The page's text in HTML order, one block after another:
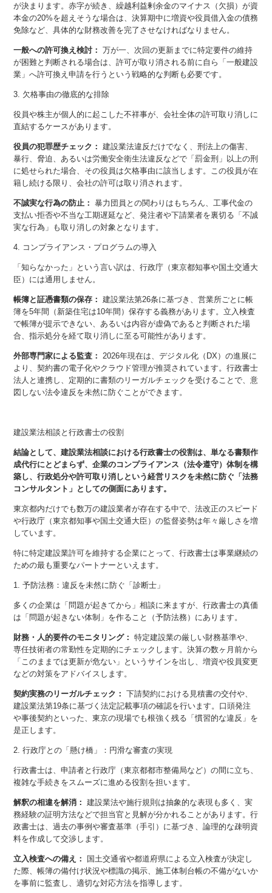
が決まります。赤字が続き、繰越利益剰余金のマイナス（欠損）が資
本金の20%を超えそうな場合は、決算期中に増資や役員借入金の債務
免除など、具体的な財務改善を完了させなければなりません。
一般への許可換え検討： 万が一、次回の更新までに特定要件の維持
が困難と判断される場合は、許可が取り消される前に自ら「一般建設
業」へ許可換え申請を行うという戦略的な判断も必要です。
3. 欠格事由の徹底的な排除
役員や株主が個人的に起こした不祥事が、会社全体の許可取り消しに
直結するケースがあります。
役員の犯罪歴チェック： 建設業法違反だけでなく、刑法上の傷害、
暴行、脅迫、あるいは労働安全衛生法違反などで「罰金刑」以上の刑
に処せられた場合、その役員は欠格事由に該当します。この役員が在
籍し続ける限り、会社の許可は取り消されます。
不誠実な行為の防止： 暴力団員との関わりはもちろん、工事代金の
支払い拒否や不当な工期遅延など、発注者や下請業者を裏切る「不誠
実な行為」も取り消しの対象となります。
4. コンプライアンス・プログラムの導入
「知らなかった」という言い訳は、行政庁（東京都知事や国土交通大
臣）には通用しません。
帳簿と証憑書類の保存： 建設業法第26条に基づき、営業所ごとに帳
簿を5年間（新築住宅は10年間）保存する義務があります。立入検査
で帳簿が提示できない、あるいは内容が虚偽であると判断された場
合、指示処分を経て取り消しに至る可能性があります。
外部専門家による監査：
2026年現在は、デジタル化（DX）の進展に
より、契約書の電子化やクラウド管理が推奨されています。行政書士
法人と連携し、定期的に書類のリーガルチェックを受けることで、意
図しない法令違反を未然に防ぐことができます。
建設業法相談と行政書士の役割
結論として、建設業法相談における行政書士の役割は、単なる書類作
成代行にとどまらず、企業のコンプライアンス（法令遵守）体制を構
築し、行政処分や許可取り消しという経営リスクを未然に防ぐ「法務
コンサルタント」としての側面にあります。
東京都内だけでも数万の建設業者が存在する中で、法改正のスピード
や行政庁（東京都知事や国土交通大臣）の監督姿勢は年々厳しさを増
しています。
特に特定建設業許可を維持する企業にとって、行政書士は事業継続の
ための最も重要なパートナーといえます。
1. 予防法務：違反を未然に防ぐ「診断士」
多くの企業は「問題が起きてから」相談に来ますが、行政書士の真価
は「問題が起きない体制」を作ること（予防法務）にあります。
財務・人的要件のモニタリング： 特定建設業の厳しい財務基準や、
専任技術者の常勤性を定期的にチェックします。決算の数ヶ月前から
「このままでは更新が危ない」というサインを出し、増資や役員変更
などの対策をアドバイスします。
契約実務のリーガルチェック： 下請契約における見積書の交付や、
建設業法第19条に基づく法定記載事項の確認を行います。口頭発注
や事後契約といった、東京の現場でも根強く残る「慣習的な違反」を
是正します。
2. 行政庁との「懸け橋」：円滑な審査の実現
行政書士は、申請者と行政庁（東京都都市整備局など）の間に立ち、
複雑な手続きをスムーズに進める役割を担います。
解釈の相違を解消： 建設業法や施行規則は抽象的な表現も多く、実
務経験の証明方法などで担当官と見解が分かれることがあります。行
政書士は、過去の事例や審査基準（手引）に基づき、論理的な疎明資
料を作成して交渉します。
立入検査への備え：
国土交通省や都道府県による立入検査が決定し
た際、帳簿の備付け状況や標識の掲示、施工体制台帳の不備がないか
を事前に監査し、適切な対応方法を指導します。